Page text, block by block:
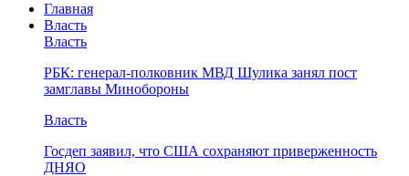
Главная
Власть
Власть
РБК: генерал-полковник МВД Шулика занял пост
замглавы Минобороны
Власть
Госдеп заявил, что США сохраняют приверженность
ДНЯО